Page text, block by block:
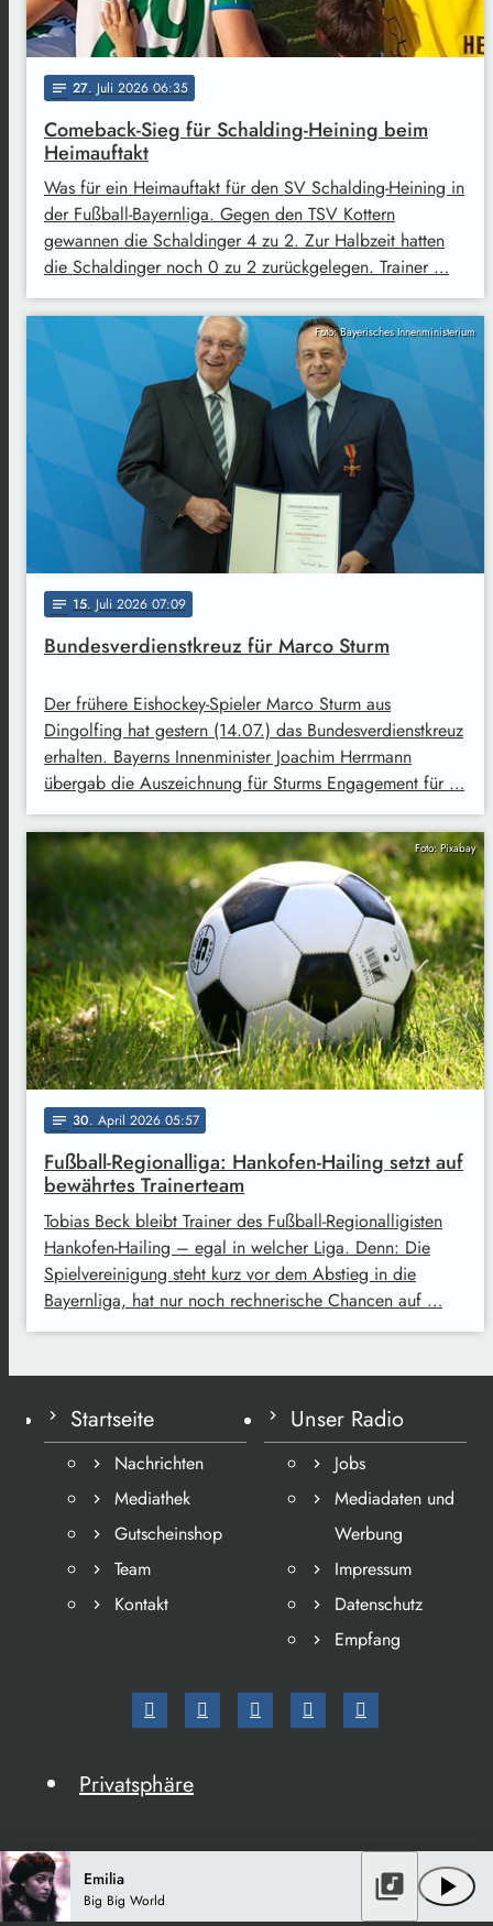
notes 27. Juli 2026 06:35
Comeback-Sieg für Schalding-Heining beim
Heimauftakt
Was für ein Heimauftakt für den SV Schalding-Heining in
der Fußball-Bayernliga. Gegen den TSV Kottern
gewannen die Schaldinger 4 zu 2. Zur Halbzeit hatten
die Schaldinger noch 0 zu 2 zurückgelegen. Trainer …
Foto: Bayerisches Innenministerium
notes 15. Juli 2026 07:09
Bundesverdienstkreuz für Marco Sturm
Der frühere Eishockey-Spieler Marco Sturm aus
Dingolfing hat gestern (14.07.) das Bundesverdienstkreuz
erhalten. Bayerns Innenminister Joachim Herrmann
übergab die Auszeichnung für Sturms Engagement für …
Foto: Pixabay
notes 30. April 2026 05:57
Fußball-Regionalliga: Hankofen-Hailing setzt auf
bewährtes Trainerteam
Tobias Beck bleibt Trainer des Fußball-Regionalligisten
Hankofen-Hailing – egal in welcher Liga. Denn: Die
Spielvereinigung steht kurz vor dem Abstieg in die
Bayernliga, hat nur noch rechnerische Chancen auf …
Startseite
Nachrichten
Mediathek
Gutscheinshop
Team
Kontakt
Unser Radio
Jobs
Mediadaten und
Werbung
Impressum
Datenschutz
Empfang
Privatsphäre
Emilia
Big Big World play_arrow
library_music